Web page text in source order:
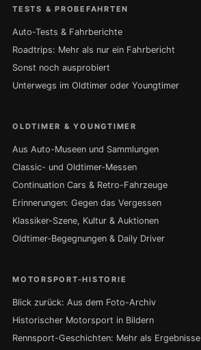
TESTS & PROBEFAHRTEN
Auto-Tests & Fahrberichte
Roadtrips: Mehr als nur ein Fahrbericht
Sonst noch ausprobiert
Unterwegs im Oldtimer oder Youngtimer
OLDTIMER & YOUNGTIMER
Aus Auto-Museen und Sammlungen
Classic- und Oldtimer-Messen
Continuation Cars & Retro-Fahrzeuge
Erinnerungen: Gegen das Vergessen
Klassiker-Szene, Kultur & Auktionen
Oldtimer-Begegnungen & Daily Driver
MOTORSPORT-HISTORIE
Blick zurück: Aus dem Foto-Archiv
Historischer Motorsport in Bildern
Rennsport-Geschichten: Mehr als Ergebnisse